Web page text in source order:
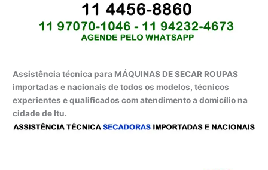
Assistência técnica para MÁQUINAS DE SECAR ROUPAS
importadas e nacionais de todos os modelos, técnicos
experientes e qualificados com atendimento a domicílio na
cidade de Itu.